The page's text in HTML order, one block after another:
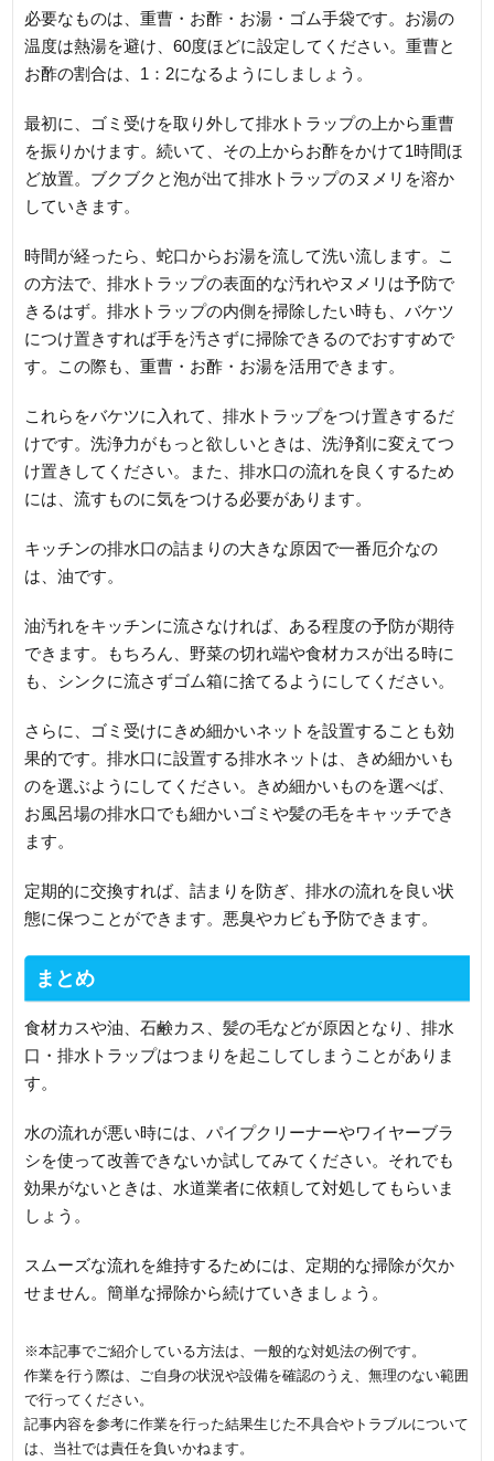
必要なものは、重曹・お酢・お湯・ゴム手袋です。お湯の
温度は熱湯を避け、60度ほどに設定してください。重曹と
お酢の割合は、1：2になるようにしましょう。
最初に、ゴミ受けを取り外して排水トラップの上から重曹
を振りかけます。続いて、その上からお酢をかけて1時間ほ
ど放置。ブクブクと泡が出て排水トラップのヌメリを溶か
していきます。
時間が経ったら、蛇口からお湯を流して洗い流します。こ
の方法で、排水トラップの表面的な汚れやヌメリは予防で
きるはず。排水トラップの内側を掃除したい時も、バケツ
につけ置きすれば手を汚さずに掃除できるのでおすすめで
す。この際も、重曹・お酢・お湯を活用できます。
これらをバケツに入れて、排水トラップをつけ置きするだ
けです。洗浄力がもっと欲しいときは、洗浄剤に変えてつ
け置きしてください。また、排水口の流れを良くするため
には、流すものに気をつける必要があります。
キッチンの排水口の詰まりの大きな原因で一番厄介なの
は、油です。
油汚れをキッチンに流さなければ、ある程度の予防が期待
できます。もちろん、野菜の切れ端や食材カスが出る時に
も、シンクに流さずゴム箱に捨てるようにしてください。
さらに、ゴミ受けにきめ細かいネットを設置することも効
果的です。排水口に設置する排水ネットは、きめ細かいも
のを選ぶようにしてください。きめ細かいものを選べば、
お風呂場の排水口でも細かいゴミや髪の毛をキャッチでき
ます。
定期的に交換すれば、詰まりを防ぎ、排水の流れを良い状
態に保つことができます。悪臭やカビも予防できます。
まとめ
食材カスや油、石鹸カス、髪の毛などが原因となり、排水
口・排水トラップはつまりを起こしてしまうことがありま
す。
水の流れが悪い時には、パイプクリーナーやワイヤーブラ
シを使って改善できないか試してみてください。それでも
効果がないときは、水道業者に依頼して対処してもらいま
しょう。
スムーズな流れを維持するためには、定期的な掃除が欠か
せません。簡単な掃除から続けていきましょう。
※本記事でご紹介している方法は、一般的な対処法の例です。
作業を行う際は、ご自身の状況や設備を確認のうえ、無理のない範囲
で行ってください。
記事内容を参考に作業を行った結果生じた不具合やトラブルについて
は、当社では責任を負いかねます。